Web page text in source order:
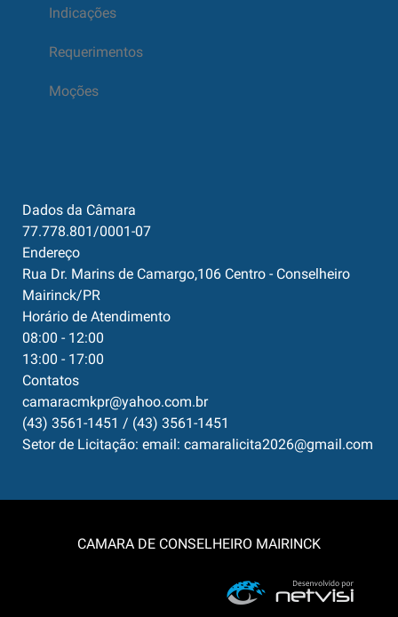
Indicações
Requerimentos
Moções
Dados da Câmara
77.778.801/0001-07
Endereço
Rua Dr. Marins de Camargo,106 Centro - Conselheiro
Mairinck/PR
Horário de Atendimento
08:00 - 12:00
13:00 - 17:00
Contatos
camaracmkpr@yahoo.com.br
(43) 3561-1451 / (43) 3561-1451
Setor de Licitação: email: camaralicita2026@gmail.com
CAMARA DE CONSELHEIRO MAIRINCK